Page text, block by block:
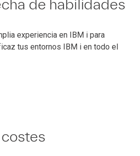
de habilidades
experiencia en IBM i para
tus entornos IBM i en todo el